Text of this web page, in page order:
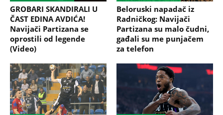
GROBARI SKANDIRALI U
ČAST EDINA AVDIĆA!
Navijači Partizana se
oprostili od legende
(Video)
Beloruski napadač iz
Radničkog: Navijači
Partizana su malo čudni,
gađali su me punjačem
za telefon